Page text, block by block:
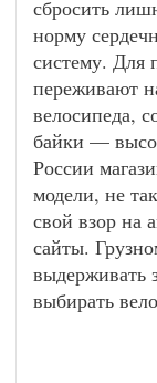
сбросить
норму
систему. Для
переживают
велосипеда,
байки —
России
модели, не
свой взор на
сайты.
выдерживать
выбирать